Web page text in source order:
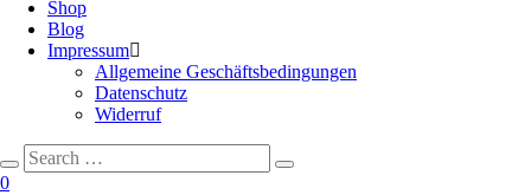
Shop
Blog
Impressum
Allgemeine Geschäftsbedingungen
Datenschutz
Widerruf
Search
for:
Search
0